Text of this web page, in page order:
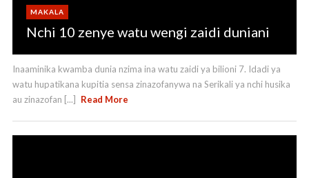
MAKALA
Nchi 10 zenye watu wengi zaidi duniani
Inaaminika kwamba dunia nzima ina watu zaidi ya bilioni 7. Idadi ya
watu hupatikana kupitia sensa zinazofanywa na Serikali ya nchi husika
au zinazofan [...] Read More